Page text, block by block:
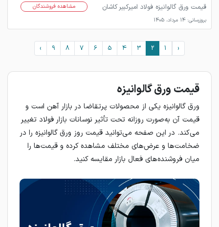
قیمت ورق گالوانیزه فولاد امیرکبیر کاشان
بروزرسانی: 14 مرداد، 1405
مشاهده فروشندگان
‹
1
2
3
4
5
6
7
8
9
›
قیمت ورق گالوانیزه
ورق گالوانیزه یکی از محصولات پرتقاضا در بازار آهن است و
قیمت آن به‌صورت روزانه تحت تأثیر نوسانات بازار فولاد تغییر
می‌کند. در این صفحه می‌توانید قیمت روز ورق گالوانیزه را در
ضخامت‌ها و عرض‌های مختلف مشاهده کرده و قیمت‌ها را
میان فروشنده‌های فعال بازار مقایسه کنید.